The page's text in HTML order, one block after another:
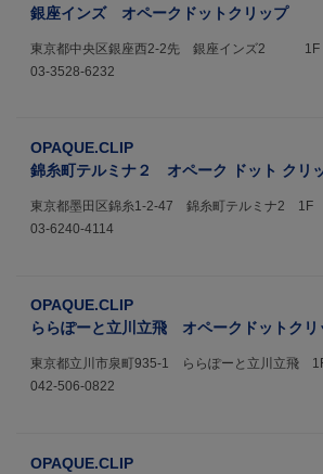
銀座インズ オペークドットクリップ
東京都中央区銀座西2-2先 銀座インズ2 1F
03-3528-6232
OPAQUE.CLIP
錦糸町テルミナ２ オペーク ドット クリ
東京都墨田区錦糸1-2-47 錦糸町テルミナ2 1F
03-6240-4114
OPAQUE.CLIP
ららぽーと立川立飛 オペークドットクリ
東京都立川市泉町935-1 ららぽーと立川立飛
042-506-0822
OPAQUE.CLIP